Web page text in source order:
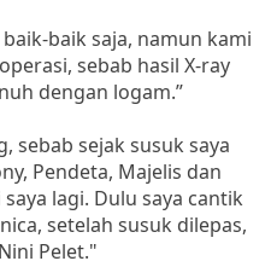
baik saja, namun kami
sebab hasil X-ray
dengan logam.”
sebab sejak susuk saya
Pendeta, Majelis dan
lagi. Dulu saya cantik
setelah susuk dilepas,
Pelet."